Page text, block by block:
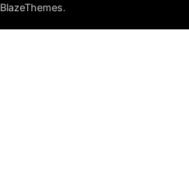
BlazeThemes.